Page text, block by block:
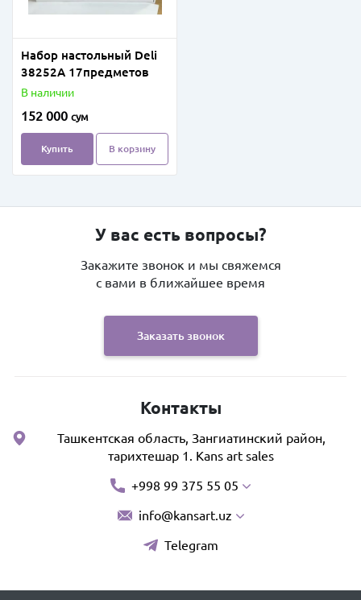
Набор настольный Deli
38252А 17предметов
В наличии
152 000 сум
Купить В корзину
У вас есть вопросы?
Закажите звонок и мы свяжемся
с вами в ближайшее время
Заказать звонок
Контакты
Ташкентская область, Зангиатинский район,
тарихтешар 1. Kans art sales
+998 99 375 55 05
info@kansart.uz
Telegram